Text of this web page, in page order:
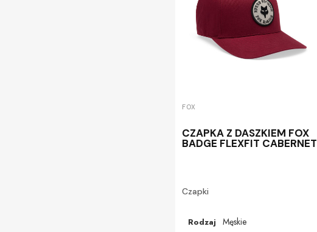
FOX
CZAPKA Z DASZKIEM FOX
BADGE FLEXFIT CABERNET
Czapki
Rodzaj Męskie